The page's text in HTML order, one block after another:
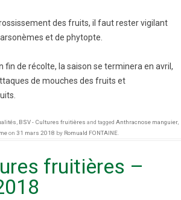
des fruits, il faut rester vigilant
et de phytopte.
fin de récolte, la saison se terminera en avril,
de mouches des fruits et
, BSV - Cultures fruitières and tagged Anthracnose manguier,
on 31 mars 2018 by Romuald FONTAINE.
fruitières –